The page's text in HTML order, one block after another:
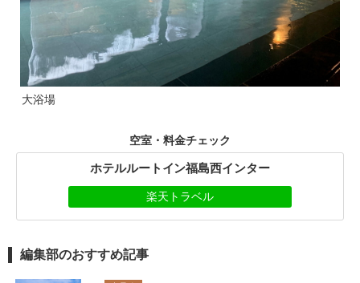
大浴場
空室・料金チェック
ホテルルートイン福島西インター
楽天トラベル
編集部のおすすめ記事